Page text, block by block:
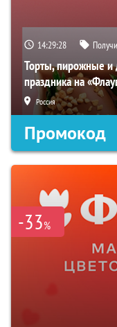
14:29:27
Торты, пирожные и
праздника на
Россия
Промокод
-33%